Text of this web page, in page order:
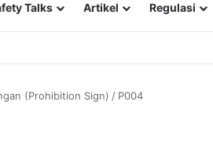
Talks Artikel Regulasi
(Prohibition Sign) / P004